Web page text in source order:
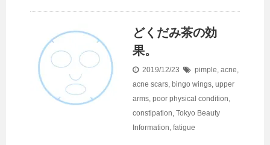
どくだみ茶の効
果。
2019/12/23 pimple, acne,
acne scars, bingo wings, upper
arms, poor physical condition,
constipation, Tokyo Beauty
Information, fatigue